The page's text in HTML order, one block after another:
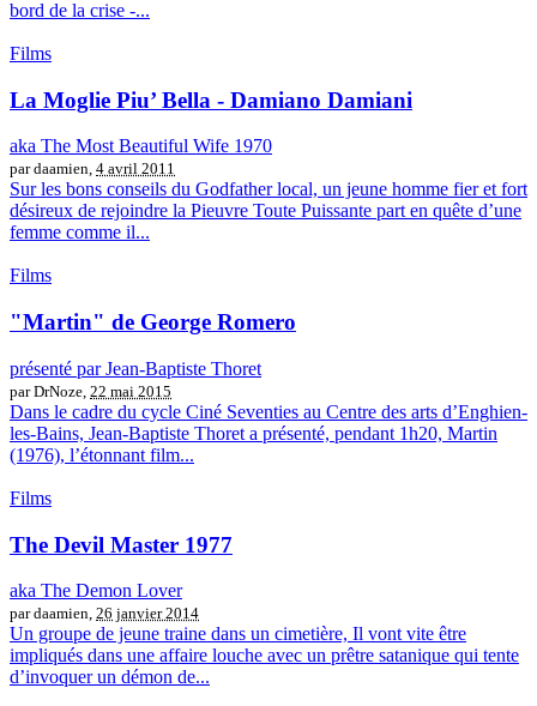
bord de la crise -...
Films
La Moglie Piu’ Bella - Damiano Damiani
aka The Most Beautiful Wife 1970
par daamien, 4 avril 2011
Sur les bons conseils du Godfather local, un jeune homme fier et fort
désireux de rejoindre la Pieuvre Toute Puissante part en quête d’une
femme comme il...
Films
"Martin" de George Romero
présenté par Jean-Baptiste Thoret
par DrNoze, 22 mai 2015
Dans le cadre du cycle Ciné Seventies au Centre des arts d’Enghien-
les-Bains, Jean-Baptiste Thoret a présenté, pendant 1h20, Martin
(1976), l’étonnant film...
Films
The Devil Master 1977
aka The Demon Lover
par daamien, 26 janvier 2014
Un groupe de jeune traine dans un cimetière, Il vont vite être
impliqués dans une affaire louche avec un prêtre satanique qui tente
d’invoquer un démon de...